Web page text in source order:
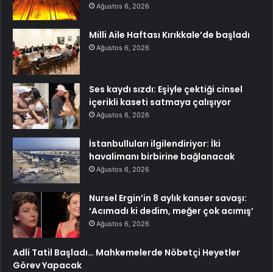
Ağustos 6, 2026
Milli Aile Haftası Kırıkkale’de başladı
Ağustos 6, 2026
Ses kaydı sızdı: Eşiyle çektiği cinsel
içerikli kaseti satmaya çalışıyor
Ağustos 6, 2026
İstanbulluları ilgilendiriyor: İki
havalimanı birbirine bağlanacak
Ağustos 6, 2026
Nursel Ergin’in 8 aylık kanser savaşı:
‘Acımadı ki dedim, meğer çok acımış’
Ağustos 6, 2026
Adli Tatil Başladı… Mahkemelerde Nöbetçi Heyetler
Görev Yapacak